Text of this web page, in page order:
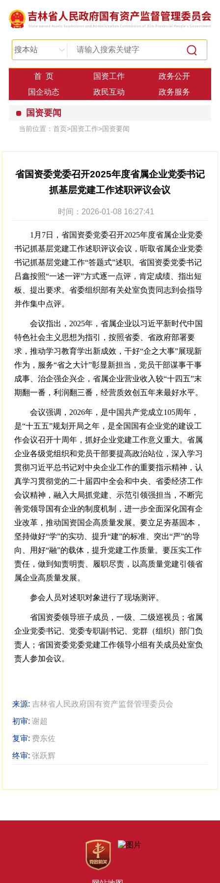
搜本站
首 页 国资工作
政务公开
国企动态
政民互动 政务服务
国资要闻
当前位置： 首页>国资工作>国资要闻
省国资委党委召开2025年度省属企业党委书记
抓基层党建工作述职评议会议
时间：2026-01-08 16:27:41
1月7日，省国资委党委召开2025年度省属企业党委
书记抓基层党建工作述职评议会议，听取省属企业党委
书记抓基层党建工作“答题式”述职。省国资委党委书记
吕鑫按照“一述一评”方式逐一点评，肯定成绩、指出短
板、提出要求。省委组织部有关处室负责同志到会指导
并作集中点评。
会议指出，2025年，省属企业以习近平新时代中国
特色社会主义思想为指引，按照省委、省政府部署要
求，推动学习教育学出新成效，干好“企之大事”展现新
作为，服务“省之大计”彰显新担当，党员干部谋事干事
成事、治企强企兴企，省属企业营业收入较“十四五”末
期翻一番，利润翻三番，经营质效创五年来最好水平。
会议强调，2026年，是中国共产党成立105周年，
是“十五五”规划开局之年，是全国国有企业党的建设工
作会议召开十周年，抓好企业党建工作意义重大。省属
企业各级党组织和党员干部要提高政治站位，深入学习
贯彻习近平总书记对中央企业工作的重要指示精神，认
真学习贯彻党的二十届四中全会和中央、省委经济工作
会议精神，融入大局抓党建、示范引领强担当，不断完
善党领导国有企业的制度机制，进一步全面深化国有企
业改革，推动国资国企高质量发展。要立足夯基固本，
坚持做好“学”的实功、提升“建”的标准、突出“严”的导
向、用好“融”的载体，提升党建工作质量。要压实工作
责任，做到知责明责、履职尽责，以高质量党建引领省
属企业高质量发展。
参会人员对述职对象进行了现场测评。
省国资委领导班子成员，一级、二级巡视员；省属
企业党委书记、党委专职副书记、党群（组织）部门负
责人；省国资委党委党建工作领导小组有关成员处室负
责人参加会议。
来源:吉林省人民政府国有资产监督管理委员会
初审:谢超
复审: 费东佐
终审:张跃辉